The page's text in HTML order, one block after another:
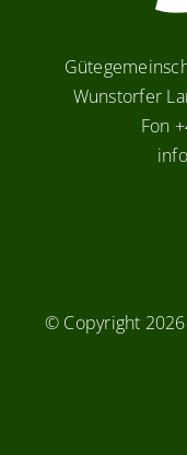
Wunstorfer
Fon
© Copyright